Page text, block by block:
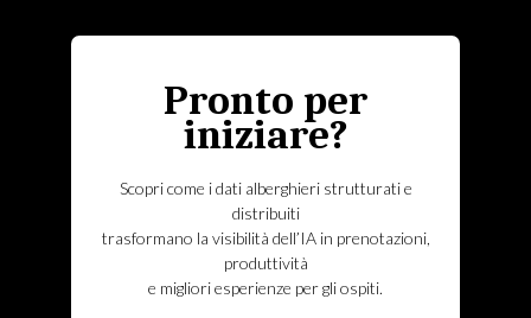
Pronto per
iniziare?
Scopri come i dati alberghieri strutturati e
distribuiti
trasformano la visibilità dell’IA in prenotazioni,
produttività
e migliori esperienze per gli ospiti.